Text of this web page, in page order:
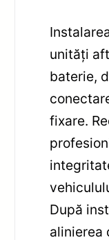
unități
baterie,
fixare.
După
alinierea